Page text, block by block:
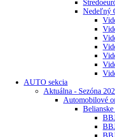
Nedeľný
AUTO sekcia
Aktuálna - Sezóna
Automobilové